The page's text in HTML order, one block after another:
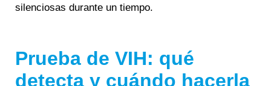
silenciosas durante un tiempo.
Prueba de VIH: qué
detecta y cuándo hacerla